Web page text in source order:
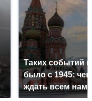
Таких событий не
было с 1945: чего
ждать всем нам?